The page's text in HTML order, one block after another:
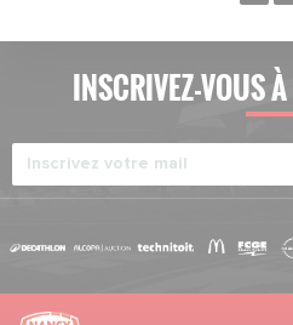
INSCRIVEZ-VOUS À